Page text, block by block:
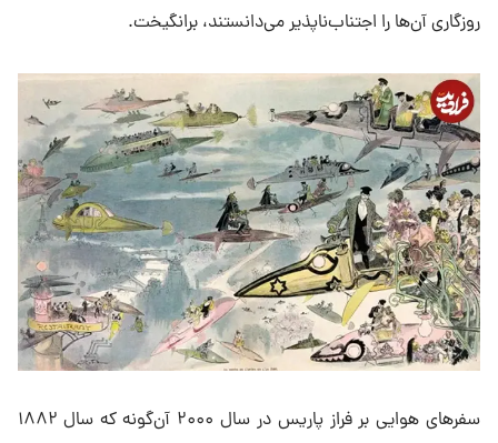
روزگاری آن‌ها را اجتناب‌ناپذیر می‌دانستند، برانگیخت.
سفرهای هوایی بر فراز پاریس در سال ۲۰۰۰ آن‌گونه که سال ۱۸۸۲